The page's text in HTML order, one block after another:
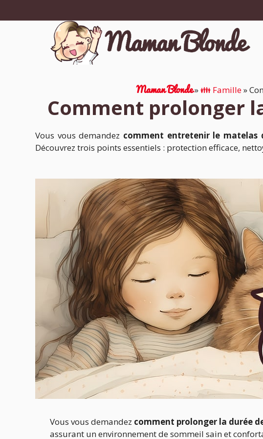
au
Maman Blonde»👪 Famille»
Comment prolonger
Vous vous demandez comment entretenir le matelas
Découvrez trois points essentiels : protection efficace,
Vous vous demandez comment prolonger la durée
assurant un environnement de sommeil sain et